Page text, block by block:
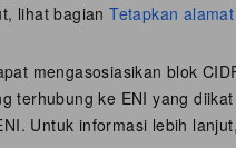
lihat bagianTetapkan
mengasosiasikan blok
terhubung ke ENI yang
Untuk informasi lebih